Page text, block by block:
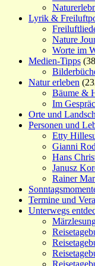
Lyrik &
Nature
Worte im
Medien-Tipps
Natur erleben
Bäume &
Im
Orte und
Personen und
Etty
Gianni
Hans
Janusz
Rainer
Termine und
Unterwegs